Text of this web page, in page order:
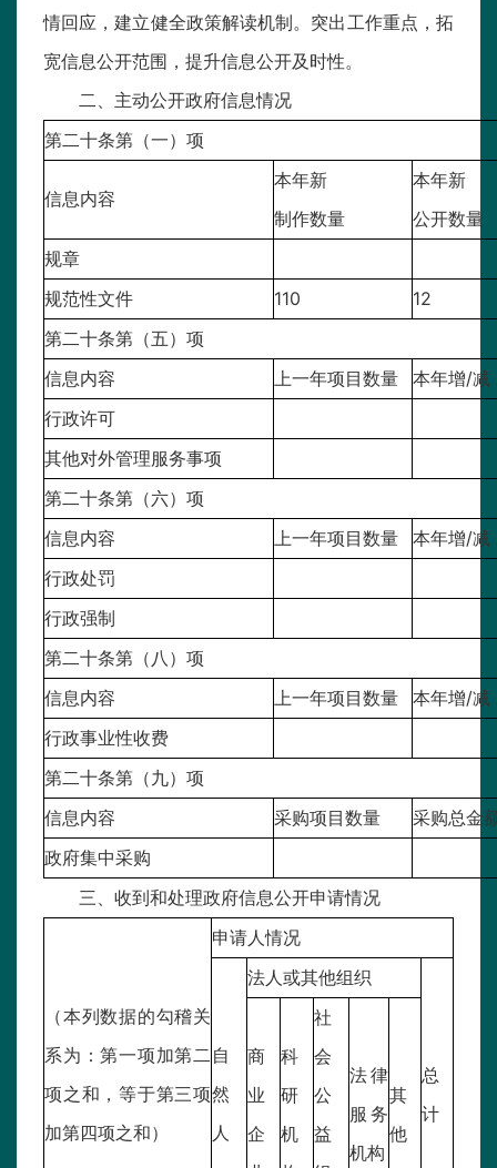
情回应，建立健全政策解读机制。突出工作重点，拓
宽信息公开范围，提升信息公开及时性。
二、主动公开政府信息情况
第二十条第（一）项
信息内容
本年新
制作数量
本年新
公开数量
规章
规范性文件
110
12
第二十条第（五）项
信息内容
上一年项目数量
本年增/减
行政许可
其他对外管理服务事项
第二十条第（六）项
信息内容
上一年项目数量
本年增/减
行政处罚
行政强制
第二十条第（八）项
信息内容
上一年项目数量
本年增/减
行政事业性收费
第二十条第（九）项
信息内容
采购项目数量
采购总金
政府集中采购
三、收到和处理政府信息公开申请情况
（本列数据的勾稽关
系为：第一项加第二
项之和，等于第三项
加第四项之和）
申请人情况
自
然
人
法人或其他组织
总
计
商
业
企
科
研
机
社
会
公
益
法律
服务
机构
其
他